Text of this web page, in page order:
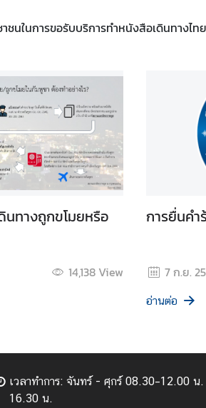
ชนในการขอรับบริการทำหนังสือเดินทางไทย
ทางถูกขโมยหรือ
14,138View
การยื่นค
7 ก.ย.
อ่านต่อ
เวลาทำการ: จันทร์ - ศุกร์ 08.30–12.00 น
16.30 น.